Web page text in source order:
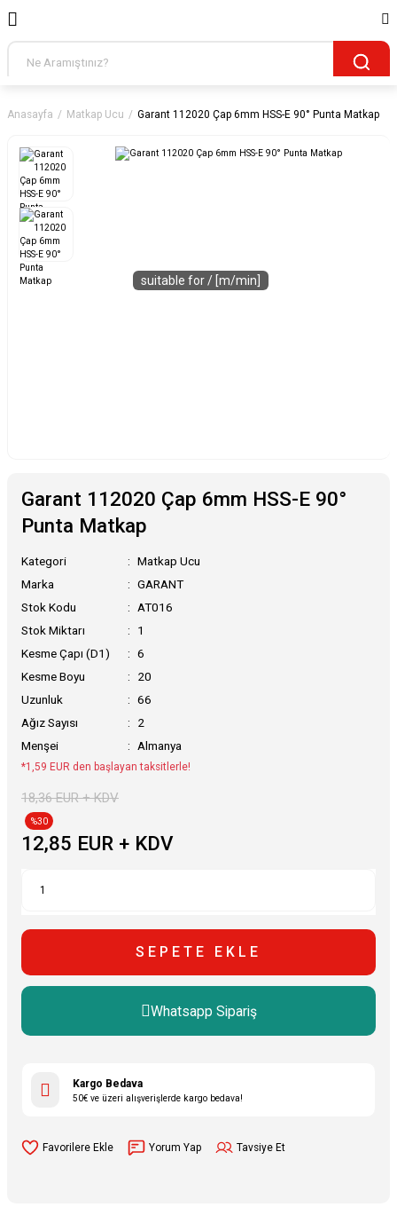
Anasayfa Matkap Ucu Garant 112020 Çap 6mm HSS-E 90° Punta Matkap
Garant 112020 Çap 6mm HSS-E 90°
Punta Matkap
Kategori
Matkap Ucu
Marka
GARANT
Stok Kodu
AT016
Stok Miktarı
1
Kesme Çapı (D1)
6
Kesme Boyu
20
Uzunluk
66
Ağız Sayısı
2
Menşei
Almanya
*1,59 EUR den başlayan taksitlerle!
18,36 EUR + KDV
%30
12,85 EUR + KDV
SEPETE EKLE
Whatsapp Sipariş
Kargo Bedava
50€ ve üzeri alışverişlerde kargo bedava!
Yorum Yap Tavsiye Et
suitable for / [m/min]